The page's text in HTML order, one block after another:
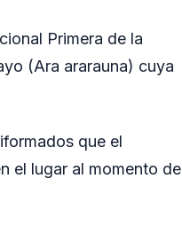
Primera de la
(Ara ararauna) cuya
que el
el lugar al momento de